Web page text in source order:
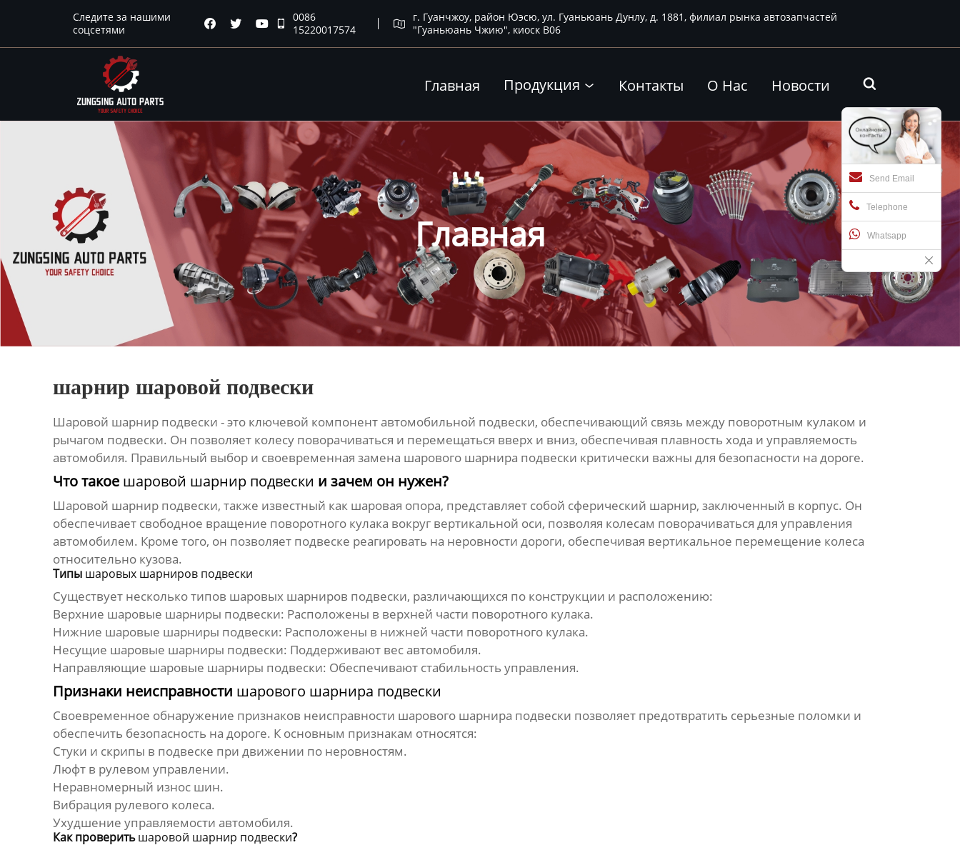
Следите за нашими
соцсетями
   
0086
15220017574

г. Гуанчжоу, район Юэсю, ул. Гуаньюань Дунлу, д. 1881, филиал рынка автозапчастей
"Гуаньюань Чжию", киоск B06
Главная Продукция  Контакты О Нас Новости 
Send Email
Telephone
Whatsapp
Главная
шарнир шаровой подвески
Шаровой шарнир подвески - это ключевой компонент автомобильной подвески, обеспечивающий связь между поворотным кулаком и
рычагом подвески. Он позволяет колесу поворачиваться и перемещаться вверх и вниз, обеспечивая плавность хода и управляемость
автомобиля. Правильный выбор и своевременная замена шарового шарнира подвески критически важны для безопасности на дороге.
Что такое шаровой шарнир подвески и зачем он нужен?
Шаровой шарнир подвески, также известный как шаровая опора, представляет собой сферический шарнир, заключенный в корпус. Он
обеспечивает свободное вращение поворотного кулака вокруг вертикальной оси, позволяя колесам поворачиваться для управления
автомобилем. Кроме того, он позволяет подвеске реагировать на неровности дороги, обеспечивая вертикальное перемещение колеса
относительно кузова.
Типы шаровых шарниров подвески
Существует несколько типов шаровых шарниров подвески, различающихся по конструкции и расположению:
Верхние шаровые шарниры подвески: Расположены в верхней части поворотного кулака.
Нижние шаровые шарниры подвески: Расположены в нижней части поворотного кулака.
Несущие шаровые шарниры подвески: Поддерживают вес автомобиля.
Направляющие шаровые шарниры подвески: Обеспечивают стабильность управления.
Признаки неисправности шарового шарнира подвески
Своевременное обнаружение признаков неисправности шарового шарнира подвески позволяет предотвратить серьезные поломки и
обеспечить безопасность на дороге. К основным признакам относятся:
Стуки и скрипы в подвеске при движении по неровностям.
Люфт в рулевом управлении.
Неравномерный износ шин.
Вибрация рулевого колеса.
Ухудшение управляемости автомобиля.
Как проверитьшаровой шарнир подвески?